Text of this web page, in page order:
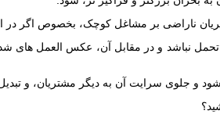
ناراضی بر مشاغل کوچک، بخصوص اگر در
تحمل نباشد و در مقابل آن، عکس العمل
و جلوی سرایت آن به دیگر مشتریان، و